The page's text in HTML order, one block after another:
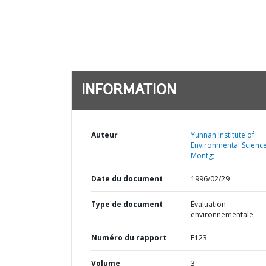
INFORMATION
Auteur
Yunnan Institute of
Environmental
Montg;
Date du document 1996/02/29
Type de document
Évaluation
environnementale
Numéro du rapport E123
Volume 3